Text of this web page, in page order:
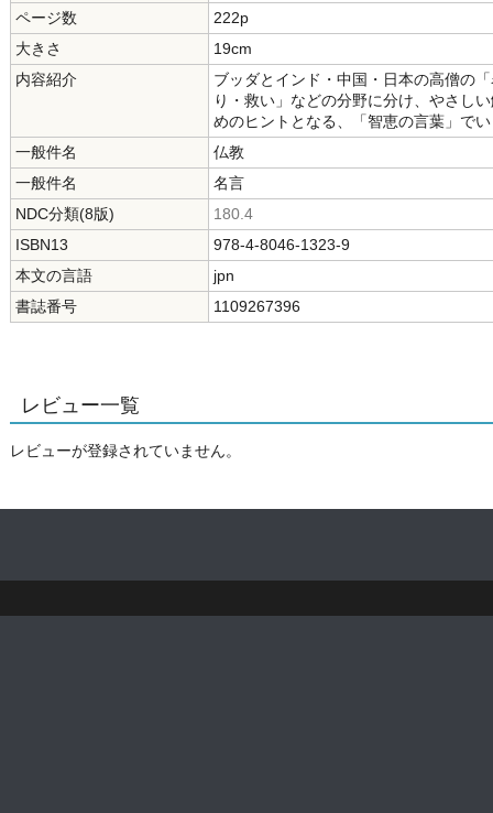
ページ数
222p
大きさ
19cm
内容紹介
ブッダとインド・中国・日本の高僧の
り・救い」などの分野に分け、やさし
めのヒントとなる、「智恵の言葉」で
一般件名
仏教
一般件名
名言
NDC分類(8版)
180.4
ISBN13
978-4-8046-1323-9
本文の言語
jpn
書誌番号
1109267396
レビュー一覧
レビューが登録されていません。